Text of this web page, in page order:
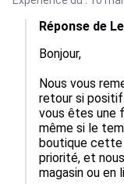
Réponse de
Bonjour,
Nous vous
retour si positif
vous êtes une
même si le
boutique
priorité, et
magasin ou en